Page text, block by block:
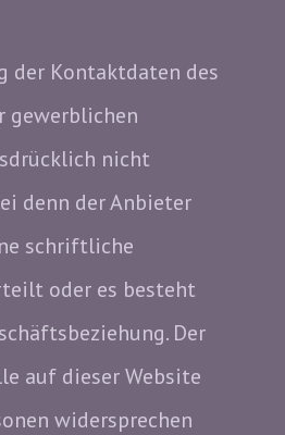
der Kontaktdaten des
gewerblichen
nicht
denn der Anbieter
schriftliche
oder es besteht
Der
auf dieser Website
widersprechen